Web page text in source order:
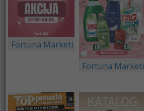
Fortuna Marketi
Fortuna Marketi